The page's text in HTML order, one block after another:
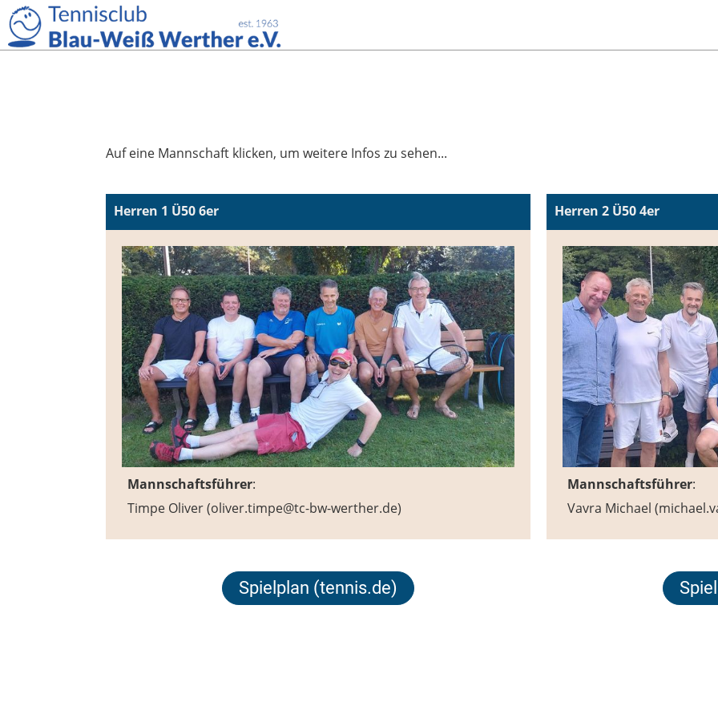
Auf eine Mannschaft klicken, um weitere Infos zu sehen...
Herren 1 Ü50 6er
Mannschaftsführer:
Timpe Oliver (oliver.timpe@tc-bw-werther.de)
Herren 2 Ü50 4er
Mannschaftsführer:
Vavra Michael
Spielplan (tennis.de)